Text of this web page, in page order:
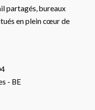
partagés, bureaux
en plein cœur de
- BE